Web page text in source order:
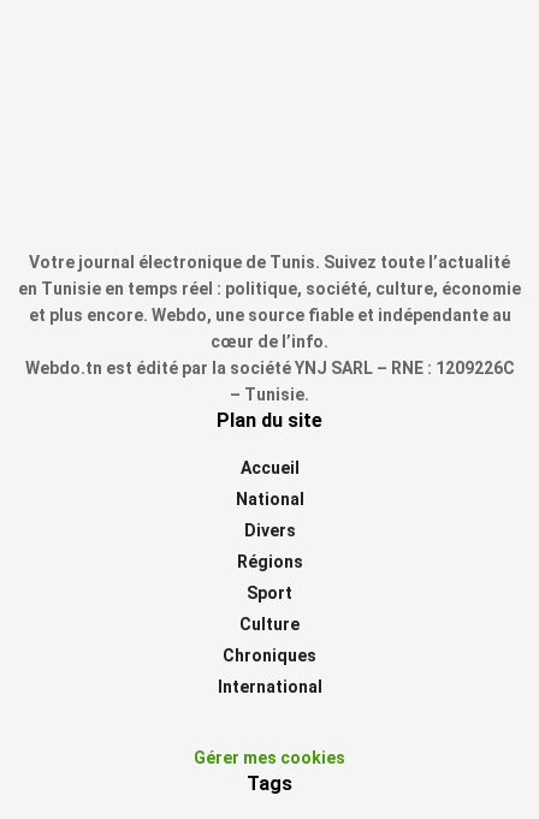
Votre journal électronique de Tunis. Suivez toute l’actualité
en Tunisie en temps réel : politique, société, culture, économie
et plus encore. Webdo, une source fiable et indépendante au
cœur de l’info.
Webdo.tn est édité par la société YNJ SARL – RNE : 1209226C
– Tunisie.
Plan du site
Accueil
National
Divers
Régions
Sport
Culture
Chroniques
International
Gérer mes cookies
Tags